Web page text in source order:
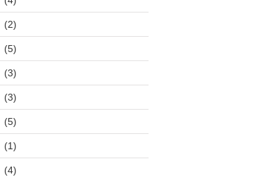
(2)
(5)
(3)
(3)
(5)
(1)
(4)